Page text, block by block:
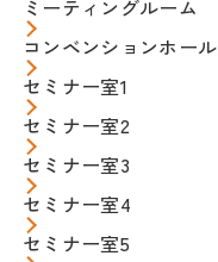
ミーティングルーム
コンベンションホール
セミナー室1
セミナー室2
セミナー室3
セミナー室4
セミナー室5